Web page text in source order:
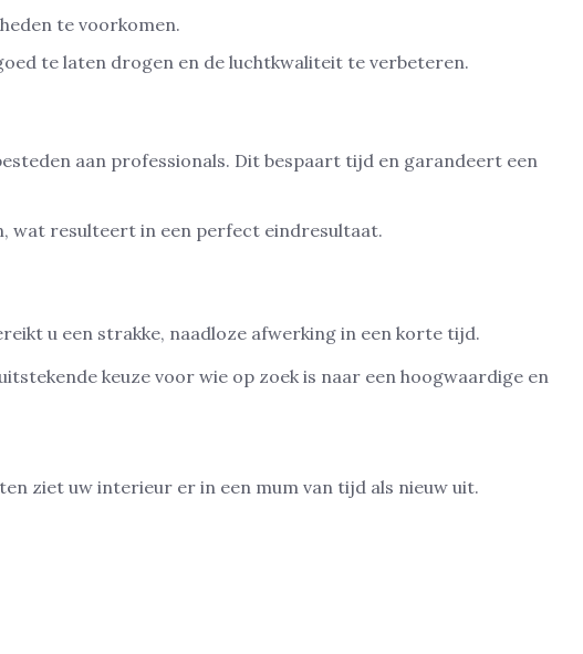
te voorkomen.
te laten drogen en de luchtkwaliteit te verbeteren.
aan professionals. Dit bespaart tijd en garandeert een
wat resulteert in een perfect eindresultaat.
u een strakke, naadloze afwerking in een korte tijd.
keuze voor wie op zoek is naar een hoogwaardige en
ziet uw interieur er in een mum van tijd als nieuw uit.